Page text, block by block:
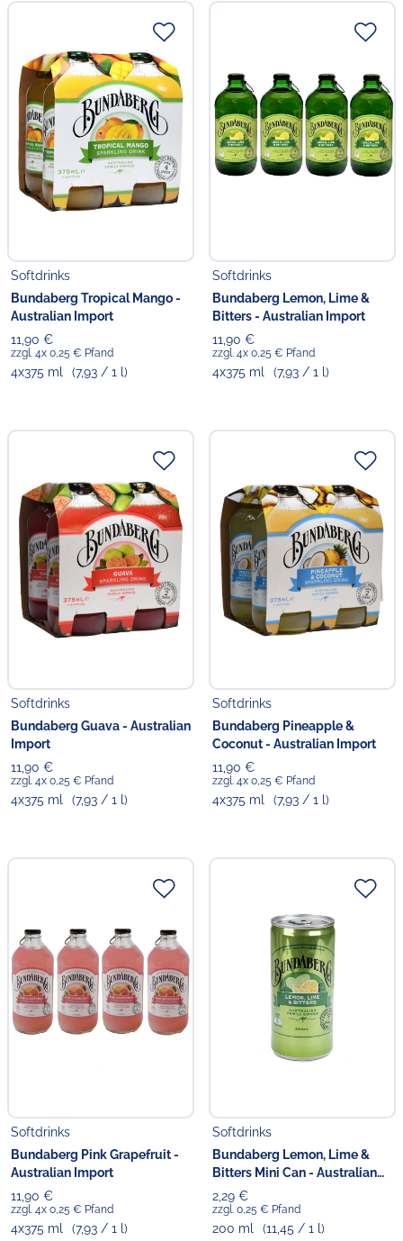
Softdrinks
Bundaberg Tropical Mango -
Australian Import
11,90 €
zzgl. 4x 0,25 € Pfand
4x375 ml (7,93 / 1 l)
Softdrinks
Bundaberg Lemon, Lime &
Bitters - Australian Import
11,90 €
zzgl. 4x 0,25 € Pfand
4x375 ml (7,93 / 1 l)
Softdrinks
Bundaberg Guava - Australian
Import
11,90 €
zzgl. 4x 0,25 € Pfand
4x375 ml (7,93 / 1 l)
Softdrinks
Bundaberg Pineapple &
Coconut - Australian Import
11,90 €
zzgl. 4x 0,25 € Pfand
4x375 ml (7,93 / 1 l)
Softdrinks
Bundaberg Pink Grapefruit -
Australian Import
11,90 €
zzgl. 4x 0,25 € Pfand
4x375 ml (7,93 / 1 l)
Softdrinks
Bundaberg Lemon, Lime &
Bitters Mini Can - Australian
Import
2,29 €
zzgl. 0,25 € Pfand
200 ml (11,45 / 1 l)